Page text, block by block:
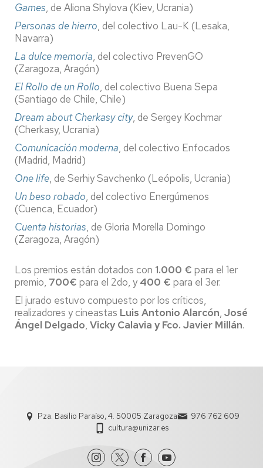
Games, de Aliona Shylova (Kiev, Ucrania)
Personas de hierro, del colectivo Lau-K (Lesaka,
Navarra)
La dulce memoria, del colectivo PrevenGO
(Zaragoza, Aragón)
El Rollo de un Rollo, del colectivo Buena Sepa
(Santiago de Chile, Chile)
Dream about Cherkasy city, de Sergey Kochmar
(Cherkasy, Ucrania)
Comunicación moderna, del colectivo Enfocados
(Madrid, Madrid)
One life, de Serhiy Savchenko (Leópolis, Ucrania)
Un beso robado, del colectivo Energúmenos
(Cuenca, Ecuador)
Cuenta historias, de Gloria Morella Domingo
(Zaragoza, Aragón)
Los premios están dotados con 1.000 € para el 1er
premio, 700€ para el 2do, y 400 € para el 3er.
El jurado estuvo compuesto por los críticos,
realizadores y cineastas Luis Antonio Alarcón, José
Ángel Delgado, Vicky Calavia y Fco. Javier Millán.
Pza. Basilio Paraíso, 4. 50005 Zaragoza
976 762 609
cultura@unizar.es